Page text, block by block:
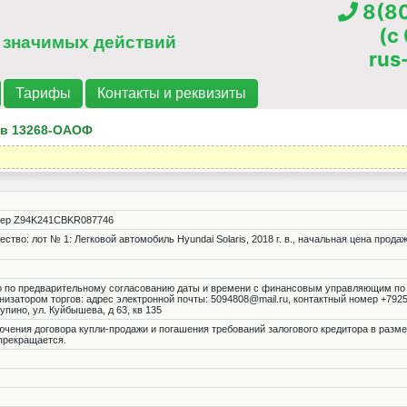
действий
(c
Тарифы Контакты и реквизиты
13268-ОАОФ
Z94K241CBKR087746
лот № 1: Легковой автомобиль Hyundai Solaris, 2018 г. в., начальная цена
предварительному согласованию даты и времени с финансовым управляющим по
торгов: адрес электронной почты: 5094808@mail.ru, контактный номер
ул. Куйбышева, д 63, кв 135
договора купли-продажи и погашения требований залогового кредитора в